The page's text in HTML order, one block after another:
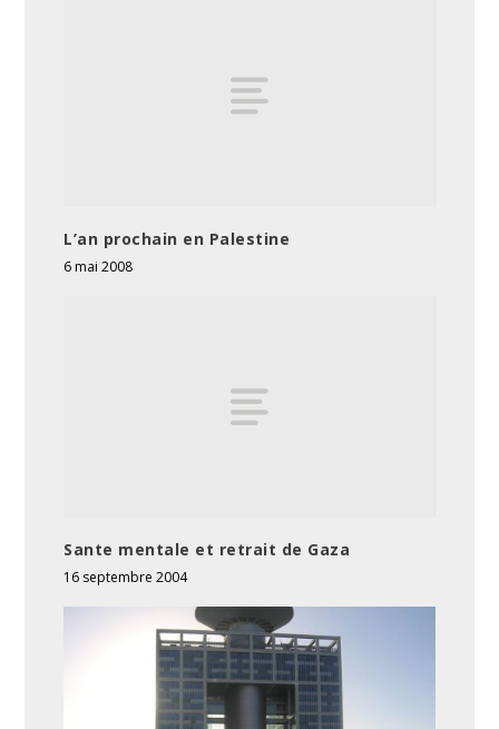
L’an prochain en Palestine
6 mai 2008
Sante mentale et retrait de Gaza
16 septembre 2004